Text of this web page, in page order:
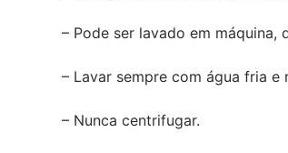
– Pode ser lavado em máquina,
– Lavar sempre com água fria e
– Nunca centrifugar.